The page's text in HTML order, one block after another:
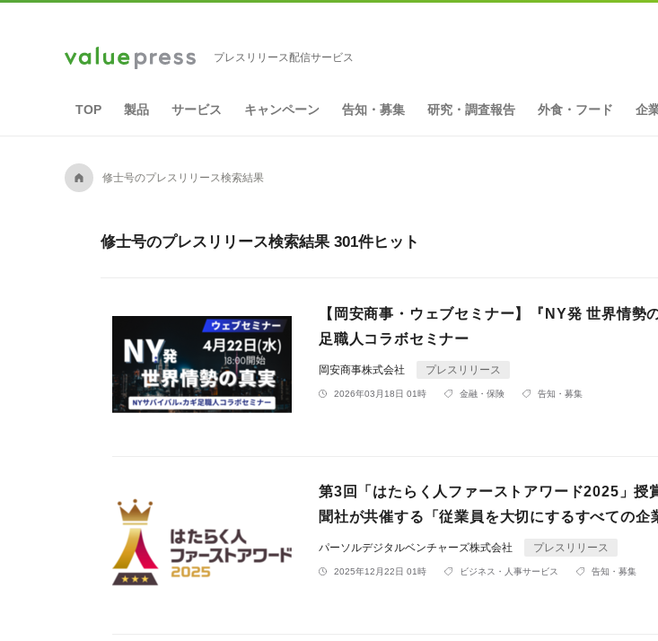
プレスリリース配信サービス
TOP 製品 サービス キャンペーン 告知・募集 研究・調査報告 外食・フード 企
A 修士号のプレスリリース検索結果
修士号のプレスリリース検索結果 301件ヒット
【岡安商事・ウェブセミナー】『NY発 世界情勢
足職人コラボセミナー
岡安商事株式会社 プレスリリース
2026年03月18日 01時 金融・保険 告知・募集
第3回「はたらく人ファーストアワード2025」授
聞社が共催する「従業員を大切にするすべての企
パーソルデジタルベンチャーズ株式会社 プレスリリース
2025年12月22日 01時 ビジネス・人事サービス 告知・募集